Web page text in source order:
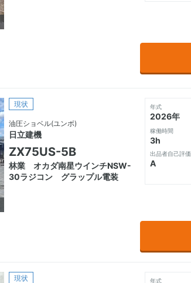
現状
油圧ショベル(ユンボ)
日立建機
ZX75US-5B
林業 オカダ南星ウインチNSW-
30ラジコン グラップル電装
年式
2026年
稼働時間
3h
出品者自己評価
A
現状 年式